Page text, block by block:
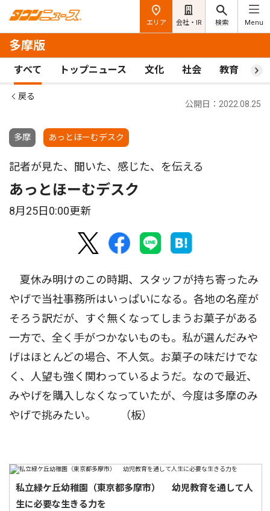
エリア 会社・IR 検索 Menu
多摩版
すべて トップニュース 文化 社会 教育 ス
戻る
多摩 あっとほーむデスク
公開日：2022.08.25
記者が見た、聞いた、感じた、を伝える
あっとほーむデスク
8月25日0:00更新
夏休み明けのこの時期、スタッフが持ち寄ったみ
やげで当社事務所はいっぱいになる。各地の名産が
そろう訳だが、すぐ無くなってしまうお菓子がある
一方で、全く手がつかないものも。私が選んだみや
げはほとんどの場合、不人気。お菓子の味だけでな
く、人望も強く関わっているようだ。なので最近、
みやげを購入しなくなっていたが、今度は多摩のみ
やげで挑みたい。 （板）
私立緑ケ丘幼稚園（東京都多摩市） 幼児教育を通して人
生に必要な生きる力を